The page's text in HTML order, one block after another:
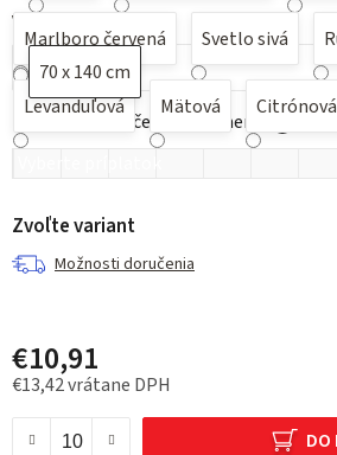
Marlboro červená Svetlo sivá
Levanduľová Mätová Citrónová
Veľkosť
70 x 140 cm
Možnosť potlače pre nacenenie
Zvoľte variant
Možnosti doručenia
€10,91
€13,42vrátane DPH
DO